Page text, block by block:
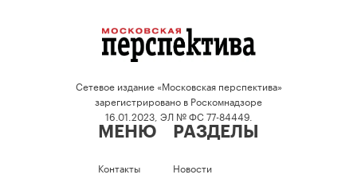
Сетевое издание «Московская перспектива»
зарегистрировано в Роскомнадзоре
16.01.2023, ЭЛ № ФС 77-84449.
МЕНЮ
Контакты
РАЗДЕЛЫ
Новости